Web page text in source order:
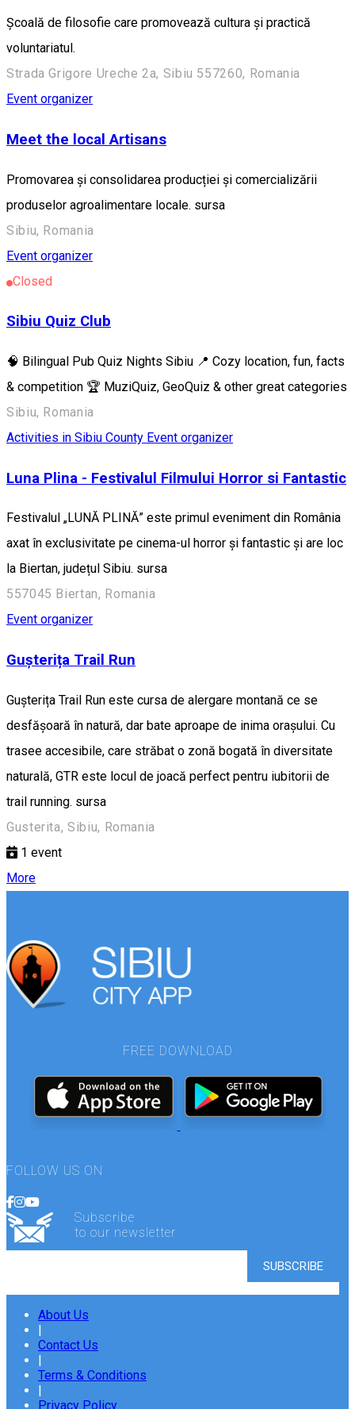
Școală de filosofie care promovează cultura și practică
voluntariatul.
Strada Grigore Ureche 2a, Sibiu 557260, Romania
Event organizer
Meet the local Artisans
Promovarea și consolidarea producției și comercializării
produselor agroalimentare locale. sursa
Sibiu, Romania
Event organizer
Closed
Sibiu Quiz Club
🧠 Bilingual Pub Quiz Nights Sibiu 📍 Cozy location, fun, facts
& competition 🏆 MuziQuiz, GeoQuiz & other great categories
Sibiu, Romania
Activities in Sibiu County Event organizer
Luna Plina - Festivalul Filmului Horror si Fantastic
Festivalul „LUNĂ PLINĂ” este primul eveniment din România
axat în exclusivitate pe cinema-ul horror și fantastic și are loc
la Biertan, județul Sibiu. sursa
557045 Biertan, Romania
Event organizer
Gușterița Trail Run
Gușterița Trail Run este cursa de alergare montană ce se
desfășoară în natură, dar bate aproape de inima orașului. Cu
trasee accesibile, care străbat o zonă bogată în diversitate
naturală, GTR este locul de joacă perfect pentru iubitorii de
trail running. sursa
Gusterita, Sibiu, Romania
1 event
More
FREE DOWNLOAD
FOLLOW US ON
Subscribe
to our newsletter
About Us
|
Contact Us
|
Terms & Conditions
|
Privacy Policy